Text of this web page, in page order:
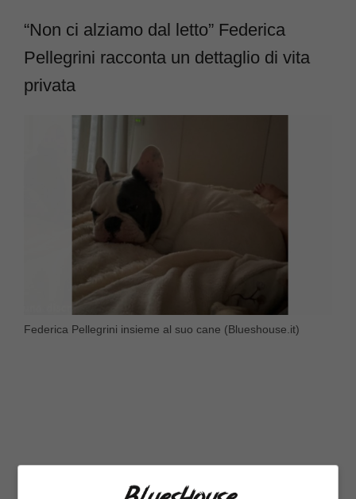
“Non ci alziamo dal letto” Federica
Pellegrini racconta un dettaglio di vita
privata
Federica Pellegrini insieme al suo cane (Blueshouse.it)